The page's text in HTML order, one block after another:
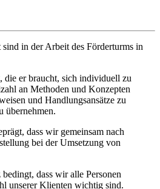
in der Arbeit des Förderturms in
die er braucht, sich individuell zu
an Methoden und Konzepten
und Handlungsansätze zu
übernehmen.
dass wir gemeinsam nach
bei der Umsetzung von
dass wir alle Personen
unserer Klienten wichtig sind.